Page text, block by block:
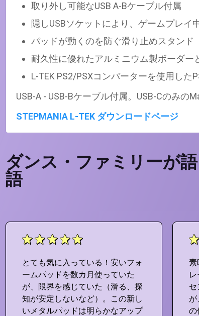
取り外し可能なUSB A-Bケーブル付属
隠しUSBソケットにより、ゲームプレイ
パッドが動くのを防ぐ滑り止めスタンド
耐久性に優れたアルミニウム製ボーダー
L-TEK PS2/PSXコンバーターを使用した
USB-A - USB-Bケーブル付属。USB-Cのみの
STEPMANIA L-TEK ダウンロードページ
ダンス・ファミリーが
語
とても気に入っている！安いフォ
ームパッドを数カ月使っていた
が、限界を感じていた（滑る、探
知が安定しないなど）。この新し
いメタルパッドは明らかなアップ
素
セ
の